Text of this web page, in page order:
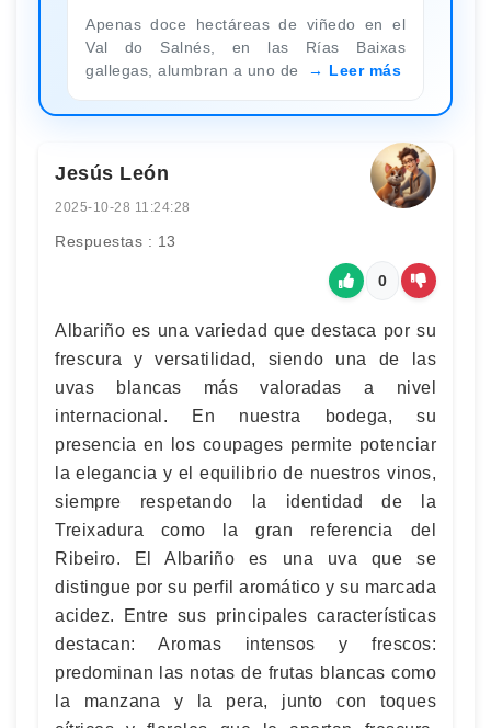
Apenas doce hectáreas de viñedo en el
Val do Salnés, en las Rías Baixas
gallegas, alumbran a uno de
Leer más
Jesús León
2025-10-28 11:24:28
Respuestas : 13
0
Albariño es una variedad que destaca por su
frescura y versatilidad, siendo una de las
uvas blancas más valoradas a nivel
internacional. En nuestra bodega, su
presencia en los coupages permite potenciar
la elegancia y el equilibrio de nuestros vinos,
siempre respetando la identidad de la
Treixadura como la gran referencia del
Ribeiro. El Albariño es una uva que se
distingue por su perfil aromático y su marcada
acidez. Entre sus principales características
destacan: Aromas intensos y frescos:
predominan las notas de frutas blancas como
la manzana y la pera, junto con toques